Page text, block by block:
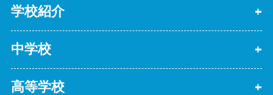
学校紹介
中学校
高等学校